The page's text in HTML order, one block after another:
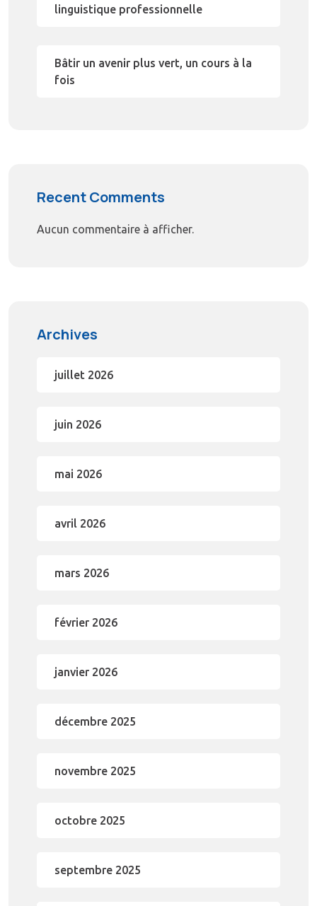
linguistique professionnelle
Bâtir un avenir plus vert, un cours à la
fois
Recent Comments
Aucun commentaire à afficher.
Archives
juillet 2026
juin 2026
mai 2026
avril 2026
mars 2026
février 2026
janvier 2026
décembre 2025
novembre 2025
octobre 2025
septembre 2025